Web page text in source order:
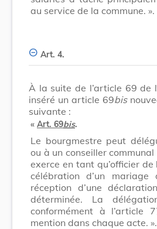
au service de la commune. ».
Art. 4.
À la suite de l’article 69 de
inséré un article 69bis
suivante :
« Art. 69bis.
Le bourgmestre peut
ou à un conseiller communal
exerce en tant qu’officier
célébration d’un
réception d’une
déterminée. La
conformément à l’article
mention dans chaque acte. ».